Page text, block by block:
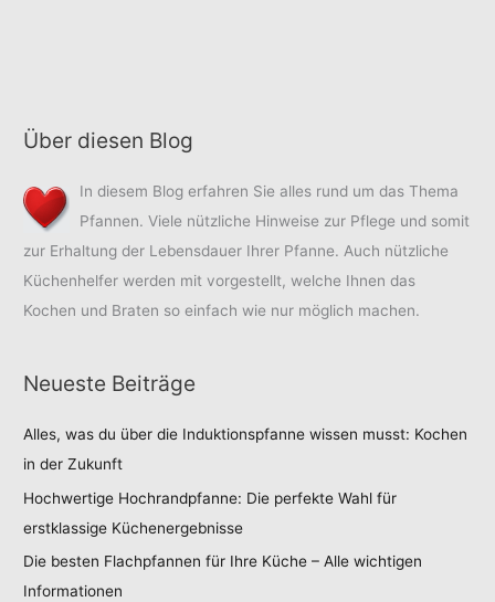
Über diesen Blog
In diesem Blog erfahren Sie alles rund um das Thema
Pfannen. Viele nützliche Hinweise zur Pflege und somit
zur Erhaltung der Lebensdauer Ihrer Pfanne. Auch nützliche
Küchenhelfer werden mit vorgestellt, welche Ihnen das
Kochen und Braten so einfach wie nur möglich machen.
Neueste Beiträge
Alles, was du über die Induktionspfanne wissen musst: Kochen
in der Zukunft
Hochwertige Hochrandpfanne: Die perfekte Wahl für
erstklassige Küchenergebnisse
Die besten Flachpfannen für Ihre Küche – Alle wichtigen
Informationen